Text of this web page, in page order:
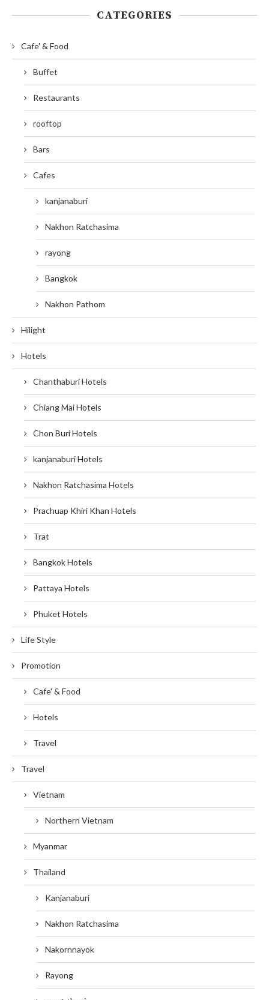
CATEGORIES
Cafe' & Food
Buffet
Restaurants
rooftop
Bars
Cafes
kanjanaburi
Nakhon Ratchasima
rayong
Bangkok
Nakhon Pathom
Hilight
Hotels
Chanthaburi Hotels
Chiang Mai Hotels
Chon Buri Hotels
kanjanaburi Hotels
Nakhon Ratchasima Hotels
Prachuap Khiri Khan Hotels
Trat
Bangkok Hotels
Pattaya Hotels
Phuket Hotels
Life Style
Promotion
Cafe' & Food
Hotels
Travel
Travel
Vietnam
Northern Vietnam
Myanmar
Thailand
Kanjanaburi
Nakhon Ratchasima
Nakornnayok
Rayong